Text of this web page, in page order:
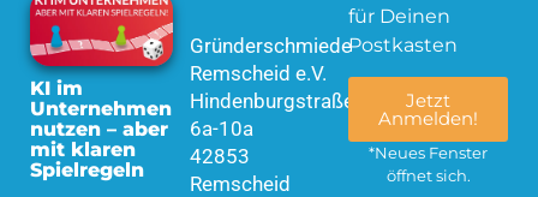
KI im
Unternehmen
nutzen – aber
mit klaren
Spielregeln
Gründerschmiede
Remscheid e.V.
Hindenburgstraße
6a-10a
42853
Remscheid
für Deinen
Postkasten
Jetzt
Anmelden!
*Neues Fenster
öffnet sich.